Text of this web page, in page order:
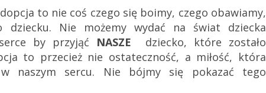
to nie coś czego się boimy, czego obawiamy,
Nie możemy wydać na świat dziecka
by przyjąć NASZE dziecko, które zostało
to przecież nie ostateczność, a miłość, która
naszym sercu. Nie bójmy się pokazać tego